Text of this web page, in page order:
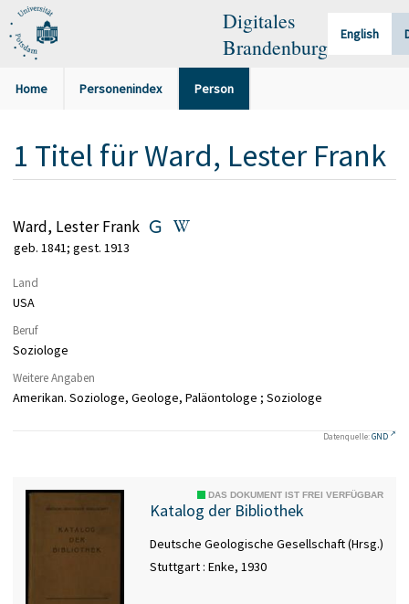
Digitales
Brandenburg
English
Home Personenindex Person
1 Titel fürWard, Lester Frank
Ward, Lester Frank
geb. 1841; gest. 1913
Land
USA
Beruf
Soziologe
Weitere Angaben
Amerikan. Soziologe, Geologe, Paläontologe ; Soziologe
Datenquelle:GND
DAS DOKUMENT IST FREI VERFÜGBAR
Katalog der Bibliothek
Deutsche Geologische Gesellschaft (Hrsg.)
Stuttgart : Enke, 1930